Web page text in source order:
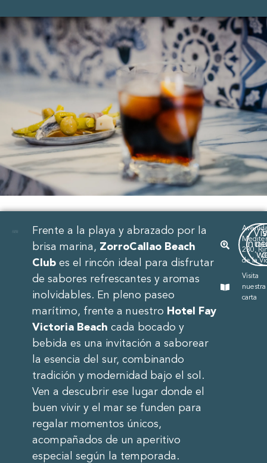
Frente a la playa y abrazado por la
brisa marina, ZorroCallao Beach
Clubes el rincón ideal para disfrutar
de sabores refrescantes y aromas
inolvidables. En pleno paseo
marítimo, frente a nuestro Hotel Fay
Victoria Beach cada bocado y
bebida es una invitación a saborear
la esencia del sur, combinando
tradición y modernidad bajo el sol.
Ven a descubrir ese lugar donde el
buen vivir y el mar se funden para
regalar momentos únicos,
acompañados de un aperitivo
especial según la temporada.
230,
de la
Visita
nuestra
carta